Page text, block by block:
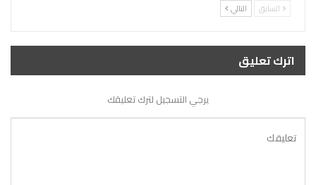
السابق التالي
اترك تعليق
يرجي التسجيل لترك تعليقك